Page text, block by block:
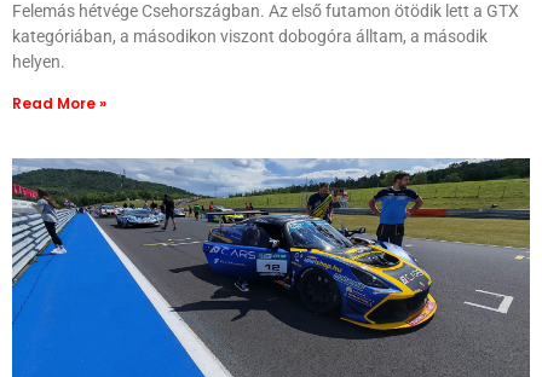
Felemás hétvége Csehországban. Az első futamon ötödik lett a GTX
kategóriában, a másodikon viszont dobogóra álltam, a második
helyen.
Read More »